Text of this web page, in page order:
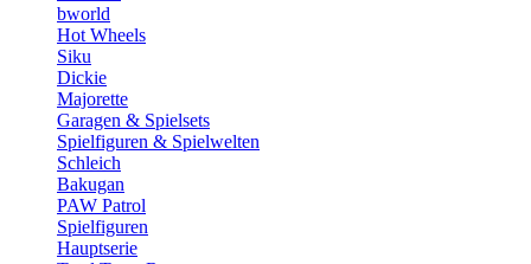
bworld
Hot Wheels
Siku
Dickie
Majorette
Garagen & Spielsets
Spielfiguren & Spielwelten
Schleich
Bakugan
PAW Patrol
Spielfiguren
Hauptserie